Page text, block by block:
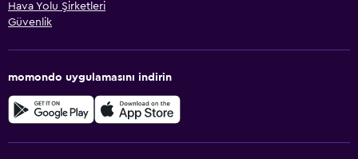
Hava Yolu Şirketleri
Güvenlik
momondo uygulamasını indirin